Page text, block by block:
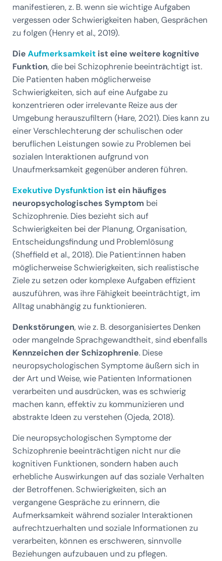
manifestieren, z. B. wenn sie wichtige Aufgaben
vergessen oder Schwierigkeiten haben, Gesprächen
zu folgen (Henry et al., 2019).
DieAufmerksamkeitist eine weitere kognitive
Funktion, die bei Schizophrenie beeinträchtigt ist.
Die Patienten haben möglicherweise
Schwierigkeiten, sich auf eine Aufgabe zu
konzentrieren oder irrelevante Reize aus der
Umgebung herauszufiltern (Hare, 2021). Dies kann zu
einer Verschlechterung der schulischen oder
beruflichen Leistungen sowie zu Problemen bei
sozialen Interaktionen aufgrund von
Unaufmerksamkeit gegenüber anderen führen.
Exekutive Dysfunktionist ein häufiges
neuropsychologisches Symptom bei
Schizophrenie. Dies bezieht sich auf
Schwierigkeiten bei der Planung, Organisation,
Entscheidungsfindung und Problemlösung
(Sheffield et al., 2018). Die Patient:innen haben
möglicherweise Schwierigkeiten, sich realistische
Ziele zu setzen oder komplexe Aufgaben effizient
auszuführen, was ihre Fähigkeit beeinträchtigt, im
Alltag unabhängig zu funktionieren.
Denkstörungen, wie z. B. desorganisiertes Denken
oder mangelnde Sprachgewandtheit, sind ebenfalls
Kennzeichen der Schizophrenie. Diese
neuropsychologischen Symptome äußern sich in
der Art und Weise, wie Patienten Informationen
verarbeiten und ausdrücken, was es schwierig
machen kann, effektiv zu kommunizieren und
abstrakte Ideen zu verstehen (Ojeda, 2018).
Die neuropsychologischen Symptome der
Schizophrenie beeinträchtigen nicht nur die
kognitiven Funktionen, sondern haben auch
erhebliche Auswirkungen auf das soziale Verhalten
der Betroffenen. Schwierigkeiten, sich an
vergangene Gespräche zu erinnern, die
Aufmerksamkeit während sozialer Interaktionen
aufrechtzuerhalten und soziale Informationen zu
verarbeiten, können es erschweren, sinnvolle
Beziehungen aufzubauen und zu pflegen.